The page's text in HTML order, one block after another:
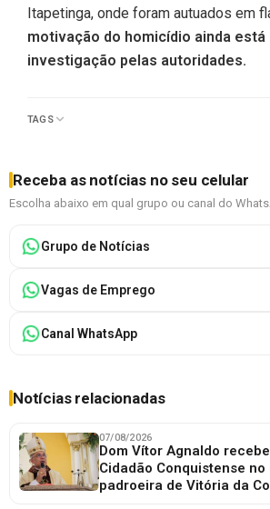
Itapetinga, onde foram autuados em
motivação do homicídio ainda está
investigação pelas autoridades.
TAGS
Receba as notícias no seu celular
Escolha abaixo em qual grupo ou canal do
Grupo de Notícias
Vagas de Emprego
Canal WhatsApp
Notícias relacionadas
07/08/2026
Dom Vítor Agnaldo
Cidadão Conquistense no
padroeira de Vitória da